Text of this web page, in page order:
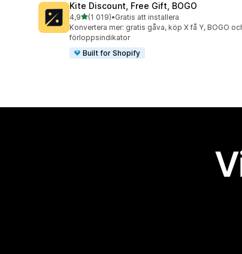
Kite Discount, Free Gift, BOGO
4,9av 5 stjärnor
(1 019)
1019 recensioner totalt
•Gratis att installera
Konvertera mer: gratis gåva, köp X få Y, BOGO
förloppsindikator
Built for Shopify